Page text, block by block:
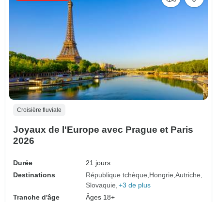
Croisière fluviale
Joyaux de l'Europe avec Prague et Paris
2026
Durée
21 jours
Destinations
République tchèque Hongrie Autriche
Slovaquie +3 de plus
Tranche d'âge
Âges 18+